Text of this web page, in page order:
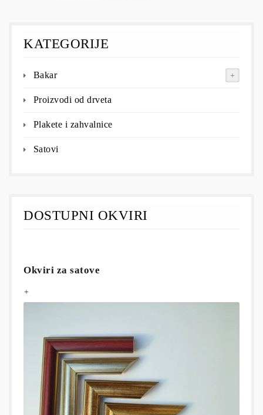
KATEGORIJE
Bakar
Proizvodi od drveta
Plakete i zahvalnice
Satovi
DOSTUPNI OKVIRI
Okviri za satove
+